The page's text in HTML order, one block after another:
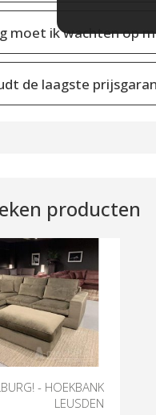
moet ik wachten op
de laagste
producten
- HOEKBANK
LEUSDEN